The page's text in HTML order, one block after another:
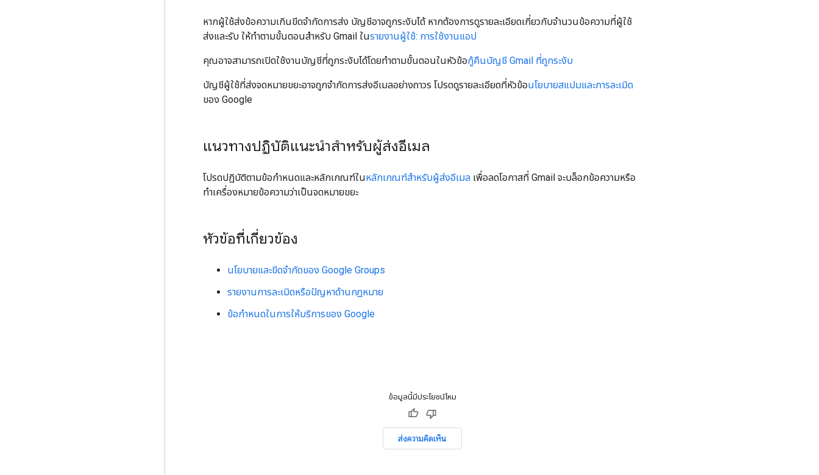
หากผู้ใช้ส่งข้อความเกินขีดจำกัดการส่ง บัญชีอาจถูกระงับได้ หากต้องการดูรายละเอียดเกี่ยวกับจำนวนข้อความที่ผู้ใช้
ส่งและรับ ให้ทำตามขั้นตอนสำหรับ Gmail ในรายงานผู้ใช้: การใช้งานแอป
คุณอาจสามารถเปิดใช้งานบัญชีที่ถูกระงับได้โดยทำตามขั้นตอนในหัวข้อกู้คืนบัญชี Gmail ที่ถูกระงับ
บัญชีผู้ใช้ที่ส่งจดหมายขยะอาจถูกจำกัดการส่งอีเมลอย่างถาวร โปรดดูรายละเอียดที่หัวข้อนโยบายสแปมและการละเมิด
ของ Google
แนวทางปฏิบัติแนะนำสำหรับผู้ส่งอีเมล
โปรดปฏิบัติตามข้อกำหนดและหลักเกณฑ์ในหลักเกณฑ์สำหรับผู้ส่งอีเมล เพื่อลดโอกาสที่ Gmail จะบล็อกข้อความหรือ
ทำเครื่องหมายข้อความว่าเป็นจดหมายขยะ
หัวข้อที่เกี่ยวข้อง
นโยบายและขีดจำกัดของ Google Groups
รายงานการละเมิดหรือปัญหาด้านกฎหมาย
ข้อกำหนดในการให้บริการของ Google
ข้อมูลนี้มีประโยชน์ไหม
ส่งความคิดเห็น